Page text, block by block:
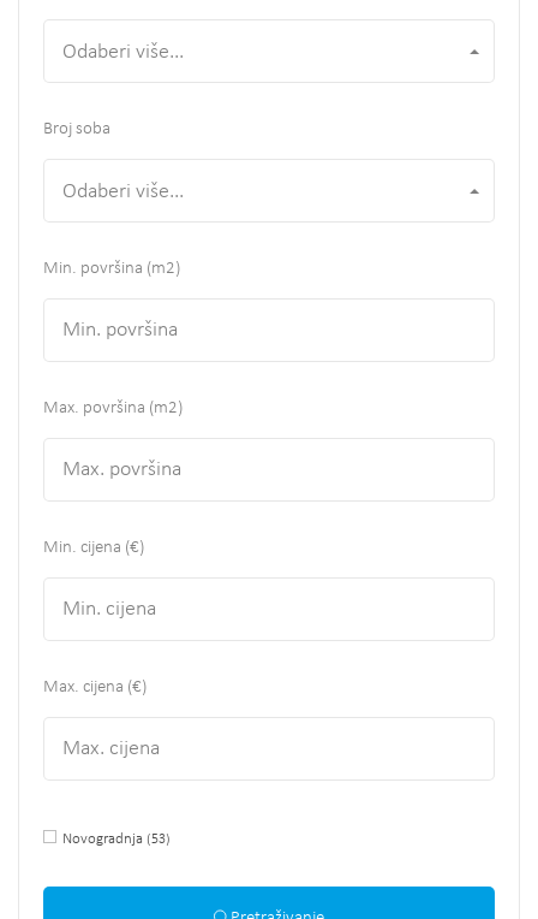
Odaberi više...
Broj soba
Odaberi više...
Min. površina (m2)
Max. površina (m2)
Min. cijena (€)
Max. cijena (€)
Novogradnja (53)